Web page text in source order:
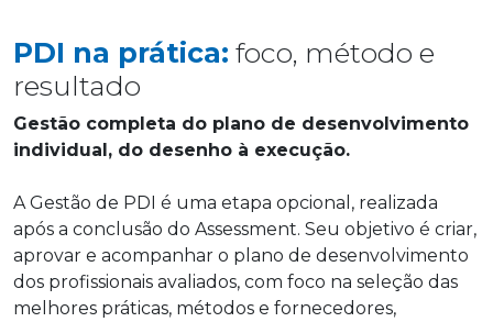
PDI na prática: foco, método e
resultado
Gestão completa do plano de desenvolvimento
individual, do desenho à execução.
A Gestão de PDI é uma etapa opcional, realizada
após a conclusão do Assessment. Seu objetivo é criar,
aprovar e acompanhar o plano de desenvolvimento
dos profissionais avaliados, com foco na seleção das
melhores práticas, métodos e fornecedores,